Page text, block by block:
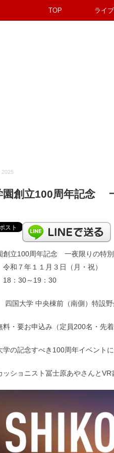
TOP ライ
2025
園創立100周年記念
創立100周年記念 一夜限りの特別
和７年１１月３日（月・祝）
：30～19：30
国大学 中央棟前（南側）特設野
料・要お申込み（定員200名・先着
学の記念すべき100周年イベント
ッショニスト冨士原あやさんと